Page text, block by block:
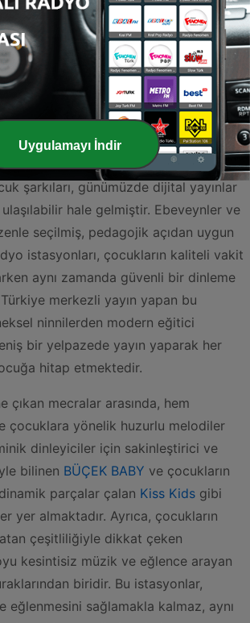
gelişimi ve okul öncesi eğitim
yeri yadsınamaz bir öneme sahiptir.
geliştirmelerine, ritim duygusu
hayal güçlerini zenginleştirmelerine
şarkıları, günümüzde dijital yayınlar
hale gelmiştir. Ebeveynler ve
seçilmiş, pedagojik açıdan uygun
istasyonları, çocukların kaliteli vakit
aynı zamanda güvenli bir dinleme
merkezli yayın yapan bu
ninnilerden modern eğitici
bir yelpazede yayın yaparak her
hitap etmektedir.
çıkan mecralar arasında, hem
çocuklara yönelik huzurlu melodiler
dinleyiciler için sakinleştirici ve
bilinen BÜÇEK BABY ve çocukların
parçalar çalan Kiss Kids gibi
yer almaktadır. Ayrıca, çocukların
çeşitliliğiyle dikkat çeken
kesintisiz müzik ve eğlence arayan
biridir. Bu istasyonlar,
eğlenmesini sağlamakla kalmaz, aynı
Uygulamayı İndir